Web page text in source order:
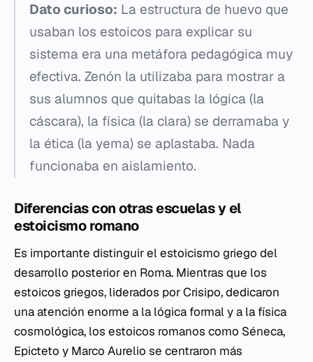
Dato curioso: La estructura de huevo que
usaban los estoicos para explicar su
sistema era una metáfora pedagógica muy
efectiva. Zenón la utilizaba para mostrar a
sus alumnos que quitabas la lógica (la
cáscara), la física (la clara) se derramaba y
la ética (la yema) se aplastaba. Nada
funcionaba en aislamiento.
Diferencias con otras escuelas y el
estoicismo romano
Es importante distinguir el estoicismo griego del
desarrollo posterior en Roma. Mientras que los
estoicos griegos, liderados por Crisipo, dedicaron
una atención enorme a la lógica formal y a la física
cosmológica, los estoicos romanos como Séneca,
Epicteto y Marco Aurelio se centraron más